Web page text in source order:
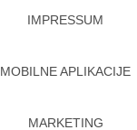
IMPRESSUM
MOBILNE APLIKACIJE
MARKETING